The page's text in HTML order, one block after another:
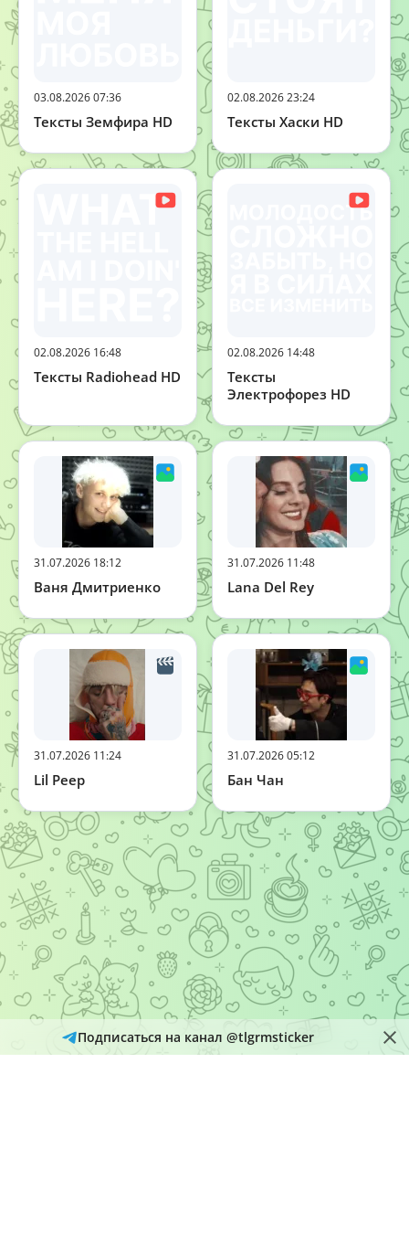
03.08.2026 07:36
Тексты Земфира HD
02.08.2026 23:24
Тексты Хаски HD
02.08.2026 16:48
Тексты Radiohead HD
02.08.2026 14:48
Тексты
Электрофорез HD
31.07.2026 18:12
Ваня Дмитриенко
31.07.2026 11:48
Lana Del Rey
31.07.2026 11:24
Lil Peep
31.07.2026 05:12
Бан Чан
Подписаться на канал @tlgrmsticker